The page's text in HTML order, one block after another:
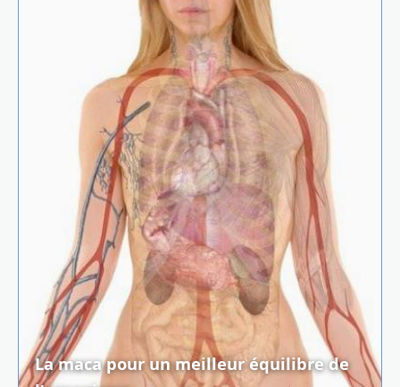
La maca pour un meilleur équilibre de